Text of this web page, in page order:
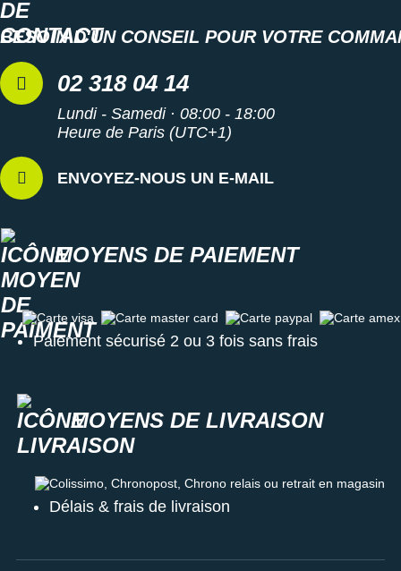
BESOIN D'UN CONSEIL POUR VOTRE
02 318 04 14
Lundi - Samedi · 08:00 - 18:00
Heure de Paris (UTC+1)
ENVOYEZ-NOUS UN E-MAIL
MOYENS DE PAIEMENT
Carte visa Carte master card Carte paypal Carte amex
Paiement sécurisé 2 ou 3 fois sans frais
MOYENS DE LIVRAISON
Colissimo, Chronopost, Chrono relais ou retrait en magasin
Délais & frais de livraison